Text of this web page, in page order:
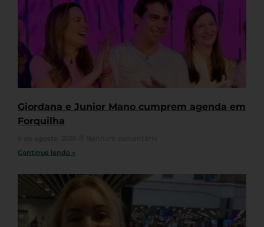
Giordana e Junior Mano cumprem agenda em
Forquilha
Continue lendo »